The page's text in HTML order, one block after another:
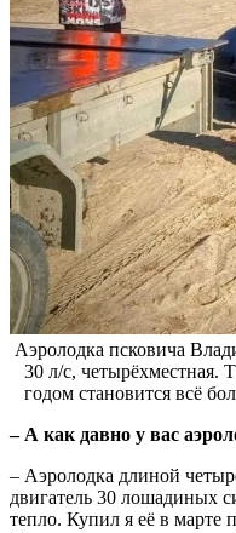
Аэролодка псковича
30 л/с, четырёхместная.
годом становится всё
– А как давно у вас
– Аэролодка длиной
двигатель 30 лошадиных
тепло. Купил я её в марте